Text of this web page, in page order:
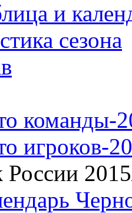
и
сезона
команды-
игроков-
России